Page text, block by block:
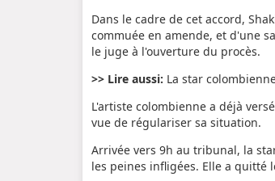
Dans le cadre de cet accord,
commuée en amende, et d'une
le juge à l'ouverture du procès.
>> Lire aussi: La star
L'artiste colombienne a déjà
vue de régulariser sa situation.
Arrivée vers 9h au tribunal, la
les peines infligées. Elle a quitté